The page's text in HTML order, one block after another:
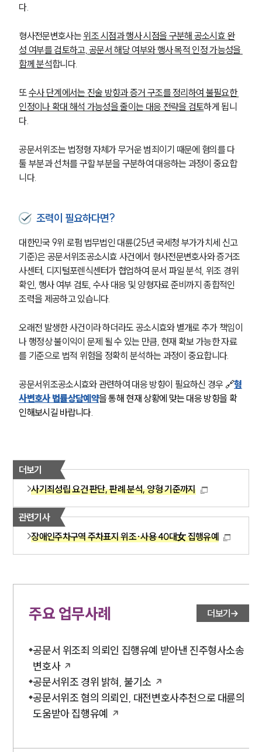
다.
형사전문변호사는 위조 시점과 행사 시점을 구분해 공소시효 완
성 여부를 검토하고, 공문서 해당 여부와 행사 목적 인정 가능성을
함께 분석합니다.
또 수사 단계에서는 진술 방향과 증거 구조를 정리하여 불필요한
인정이나 확대 해석 가능성을 줄이는 대응 전략을 검토하게 됩니
다.
공문서위조는 법정형 자체가 무거운 범죄이기 때문에 혐의를 다
툴 부분과 선처를 구할 부분을 구분하여 대응하는 과정이 중요합
니다.
조력이 필요하다면?
대한민국 9위 로펌 법무법인 대륜(25년 국세청 부가가치세 신고
기준)은 공문서위조공소시효 사건에서 형사전문변호사와 증거조
사센터, 디지털포렌식센터가 협업하여 문서 파일 분석, 위조 경위
확인, 행사 여부 검토, 수사 대응 및 양형자료 준비까지 종합적인
조력을 제공하고 있습니다.
오래전 발생한 사건이라 하더라도 공소시효와 별개로 추가 책임이
나 행정상 불이익이 문제 될 수 있는 만큼, 현재 확보 가능한 자료
를 기준으로 법적 위험을 정확히 분석하는 과정이 중요합니다.
공문서위조공소시효와 관련하여 대응 방향이 필요하신 경우 🔗형
사변호사 법률상담예약을 통해 현재 상황에 맞는 대응 방향을 확
인해보시길 바랍니다.
더보기
사기죄성립 요건 판단, 판례 분석, 양형 기준까지
관련기사
장애인주차구역 주차표지 위조·사용 40대女 집행유예
주요 업무사례 더보기
공문서 위조죄 의뢰인 집행유예 받아낸 진주형사소송
변호사
공문서위조 경위 밝혀, 불기소
공문서위조 혐의 의뢰인, 대전변호사추천으로 대륜의
도움받아 집행유예